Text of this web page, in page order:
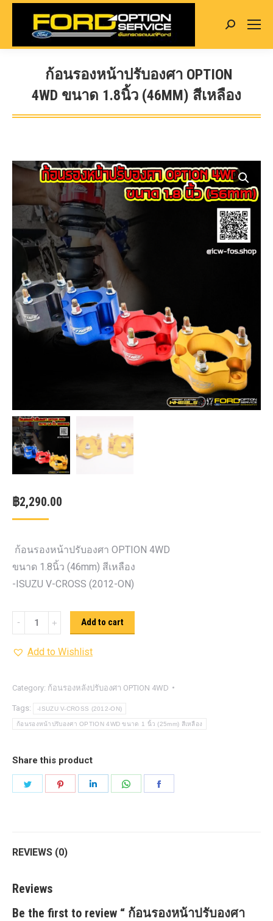
Search:
ก้อนรองหน้าปรับองศา OPTION
4WD ขนาด 1.8นิ้ว (46MM) สีเหลือง
You are here:
฿2,290.00
ก้อนรองหน้าปรับองศา OPTION 4WD
ขนาด 1.8นิ้ว (46mm) สีเหลือง
-ISUZU V-CROSS (2012-ON)
รอง
หน้า
องศา
OPTION
4WD ขนาด
(46mm)
สี
เหลือง
Add to cart
Add to Wishlist
Category: ก้อนรองหลังปรับองศา OPTION 4WD
Tags: -ISUZU V-CROSS (2012-ON)
ก้อนรองหน้าปรับองศา OPTION 4WD ขนาด 1 นิ้ว (25mm) สีเหลือง
Share this product
REVIEWS (0)
Reviews
Be the first to review “ ก้อนรองหน้าปรับองศา